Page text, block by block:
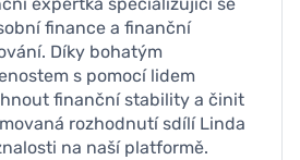
expertka specializující se
finance a finanční
Díky bohatým
s pomocí lidem
finanční stability a činit
rozhodnutí sdílí Linda
na naší platformě.